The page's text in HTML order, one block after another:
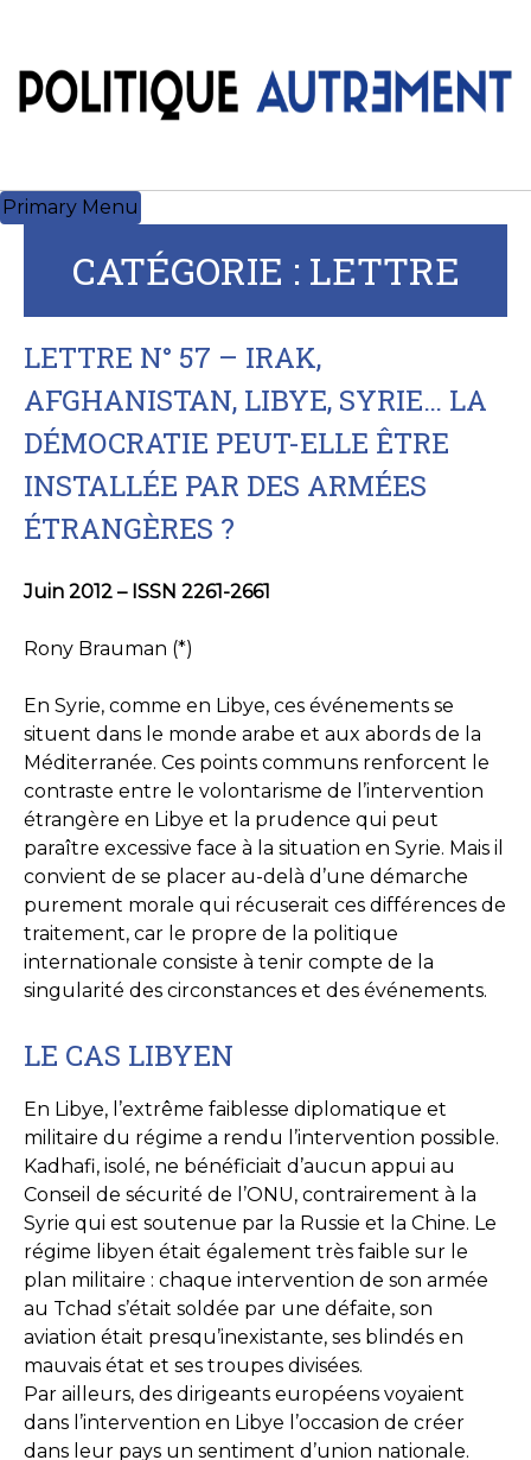
content
Primary Menu
CATÉGORIE : LETTRE
LETTRE N° 57 – IRAK,
AFGHANISTAN, LIBYE, SYRIE… LA
DÉMOCRATIE PEUT-ELLE ÊTRE
INSTALLÉE PAR DES ARMÉES
ÉTRANGÈRES ?
Juin 2012 – ISSN 2261-2661
Rony Brauman (*)
En Syrie, comme en Libye, ces événements se
situent dans le monde arabe et aux abords de la
Méditerranée. Ces points communs renforcent le
contraste entre le volontarisme de l’intervention
étrangère en Libye et la prudence qui peut
paraître excessive face à la situation en Syrie. Mais il
convient de se placer au-delà d’une démarche
purement morale qui récuserait ces différences de
traitement, car le propre de la politique
internationale consiste à tenir compte de la
singularité des circonstances et des événements.
LE CAS LIBYEN
En Libye, l’extrême faiblesse diplomatique et
militaire du régime a rendu l’intervention possible.
Kadhafi, isolé, ne bénéficiait d’aucun appui au
Conseil de sécurité de l’ONU, contrairement à la
Syrie qui est soutenue par la Russie et la Chine. Le
régime libyen était également très faible sur le
plan militaire : chaque intervention de son armée
au Tchad s’était soldée par une défaite, son
aviation était presqu’inexistante, ses blindés en
mauvais état et ses troupes divisées.
Par ailleurs, des dirigeants européens voyaient
dans l’intervention en Libye l’occasion de créer
dans leur pays un sentiment d’union nationale.